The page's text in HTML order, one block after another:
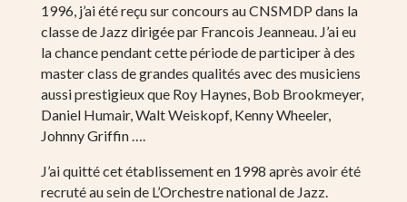
1996, j’ai été reçu sur concours au CNSMDP dans la
classe de Jazz dirigée par Francois Jeanneau. J’ai eu
la chance pendant cette période de participer à des
master class de grandes qualités avec des musiciens
aussi prestigieux que Roy Haynes, Bob Brookmeyer,
Daniel Humair, Walt Weiskopf, Kenny Wheeler,
Johnny Griffin ….
J’ai quitté cet établissement en 1998 après avoir été
recruté au sein de L’Orchestre national de Jazz.